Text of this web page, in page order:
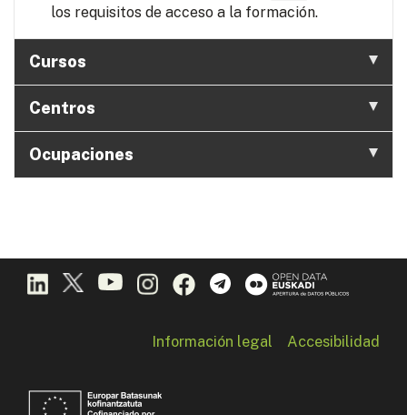
los requisitos de acceso a la formación.
Cursos
Centros
Ocupaciones
Información legal Accesibilidad